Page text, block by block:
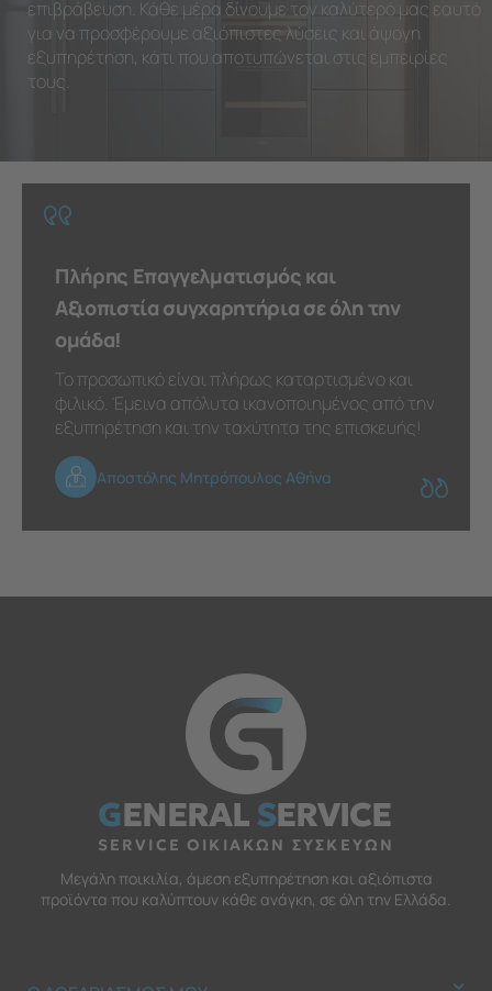
επιβράβευση. Κάθε μέρα δίνουμε τον καλύτερό μας εαυτό
για να προσφέρουμε αξιόπιστες λύσεις και άψογη
εξυπηρέτηση, κάτι που αποτυπώνεται στις εμπειρίες
τους.
Πλήρης Επαγγελματισμός και
Αξιοπιστία συγχαρητήρια σε όλη την
ομάδα!
Το προσωπικό είναι πλήρως καταρτισμένο και
φιλικό. Έμεινα απόλυτα ικανοποιημένος από την
εξυπηρέτηση και την ταχύτητα της επισκευής!
Αποστόλης Μητρόπουλος Αθήνα
GENERALSERVICE
SERVICE ΟΙΚΙΑΚΩΝ ΣΥΣΚΕΥΩΝ
Μεγάλη ποικιλία, άμεση εξυπηρέτηση και αξιόπιστα
προϊόντα που καλύπτουν κάθε ανάγκη, σε όλη την Ελλάδα.